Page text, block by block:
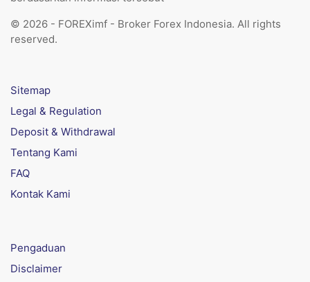
© 2026 - FOREXimf - Broker Forex Indonesia. All rights
reserved.
Sitemap
Legal & Regulation
Deposit & Withdrawal
Tentang Kami
FAQ
Kontak Kami
Pengaduan
Disclaimer